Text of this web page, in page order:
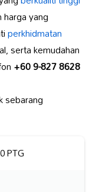
yang
perkhidmatan
serta kemudahan
+60 9-827 8628
sebarang
PTG